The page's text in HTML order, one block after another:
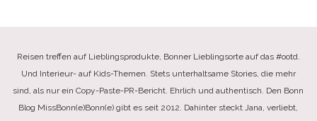
Reisen treffen auf Lieblingsprodukte, Bonner Lieblingsorte auf das #ootd.
Und Interieur- auf Kids-Themen. Stets unterhaltsame Stories, die mehr
sind, als nur ein Copy-Paste-PR-Bericht. Ehrlich und authentisch. Den Bonn
Blog MissBonn(e)Bonn(e) gibt es seit 2012. Dahinter steckt Jana, verliebt,